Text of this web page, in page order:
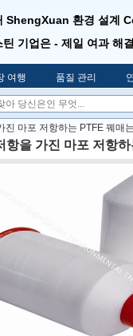
ShengXuan 환경 설계
틴 기업은 - 제일 여과 해
여행 품질 관리
진 마포 저항하는 PTFE 꿰매
항을 가진 마포 저항